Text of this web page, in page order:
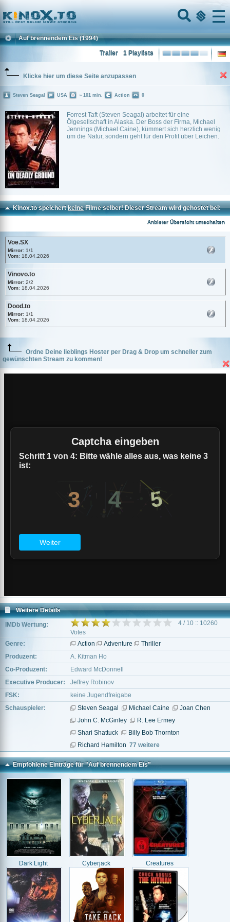
Home
Menu
Auf brennendem Eis (1994)
1 Playlists
Trailer
Klicke hier um diese Seite anzupassen
Forrest Taft (Steven Seagal) arbeitet für eine
Ölgesellschaft in Alaska. Der Boss der Firma, Michael
Jennings (Michael Caine), kümmert sich herzlich wenig
um die Natur, sondern geht für den Profit über Leichen.
Steven Seagal USA ~ 101 min. Action 0
Kinox.to speichertkeineFilme selber! Dieser Stream wird gehostet bei:
Anbieter Übersicht umschalten
Voe.SX
Mirror: 1/1
Vom: 18.04.2026
Vinovo.to
Mirror: 2/2
Vom: 18.04.2026
Dood.to
Mirror: 1/1
Vom: 18.04.2026
Ordne Deine lieblings Hoster per Drag & Drop um schneller zum
gewünschten Stream zu kommen!
Weitere Details
IMDb Wertung:
4 / 10 :: 10260
Votes
Genre:
Action Adventure
Thriller
Produzent:
A. Kitman Ho
Co-Produzent:
Edward McDonnell
Executive Producer:
Jeffrey Robinov
FSK:
keine Jugendfreigabe
Schauspieler:
Steven Seagal Michael Caine
Joan Chen
John C. McGinley
R. Lee Ermey
Shari Shattuck
Billy Bob Thornton
Richard Hamilton 77 weitere
Empfohlene Einträge für "Auf brennendem Eis"
Dark Light Cyberjack Creatures